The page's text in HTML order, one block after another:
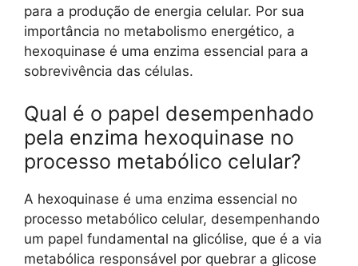
para a produção de energia celular. Por sua
importância no metabolismo energético, a
hexoquinase é uma enzima essencial para a
sobrevivência das células.
Qual é o papel desempenhado
pela enzima hexoquinase no
processo metabólico celular?
A hexoquinase é uma enzima essencial no
processo metabólico celular, desempenhando
um papel fundamental na glicólise, que é a via
metabólica responsável por quebrar a glicose